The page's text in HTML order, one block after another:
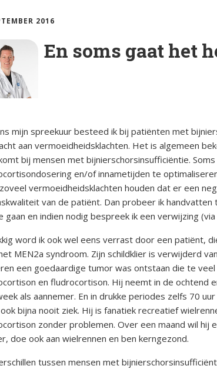
Secundaire
bijnierschorsinsufficië
Immuuntherapie en de
bijnier
van Cushing
(AGS)
Bijnier app
Ervaringsverhalen
Factsheets Arbeid en
ziek zijn
Infografics
Informatiebrochure
Kwaliteitsstandaard
Bijnieraandoeningen
Mini-docu’s
Stressinstructies ter
bijniercrisis
Bestuursleden
Veelgestelde
2016
En soms gaat het
mijn spreekuur besteed ik bij patiënten met
aan vermoeidheidsklachten. Het is algemeen
bij mensen met bijnierschorsinsufficiëntie.
en/of innametijden te
vermoeidheidsklachten houden dat er een
van de patiënt. Dan probeer ik
gaan en indien nodig bespreek ik een verwijzing
word ik ook wel eens verrast door een patiënt,
MEN2a syndroom. Zijn schildklier is verwijderd
een goedaardige tumor was ontstaan die te
en fludrocortison. Hij neemt in de ochtend
als aannemer. En in drukke periodes zelfs 70
ook bijna nooit ziek. Hij is fanatiek recreatief
zonder problemen. Over een maand wil hij
doe ook aan wielrennen en ben kerngezond.
tussen mensen met